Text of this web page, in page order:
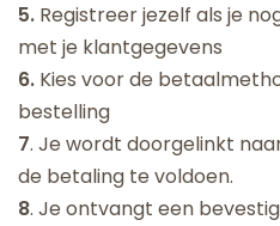
5. Registreer jezelf als je
met je klantgegevens
6. Kies voor de
bestelling
7.Je wordt doorgelinkt
de betaling te voldoen.
8. Je ontvangt een